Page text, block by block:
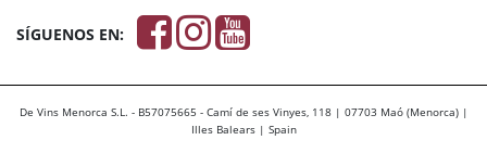
SÍGUENOS EN:
De Vins Menorca S.L. - B57075665 - Camí de ses Vinyes, 118 | 07703 Maó (Menorca) |
Illes Balears | Spain